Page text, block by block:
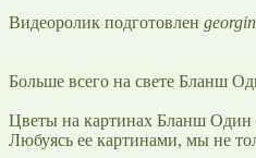
Видеоролик подготовлен
Больше всего на свете Бланш
Цветы на картинах Бланш Один
Любуясь ее картинами, мы не